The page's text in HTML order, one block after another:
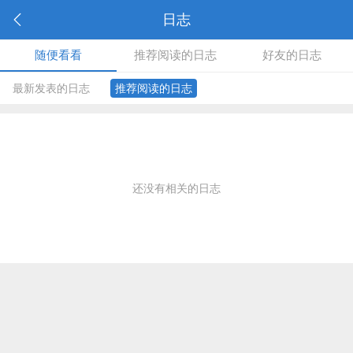
日志
随便看看 推荐阅读的日志 好友的日志
最新发表的日志 推荐阅读的日志
还没有相关的日志